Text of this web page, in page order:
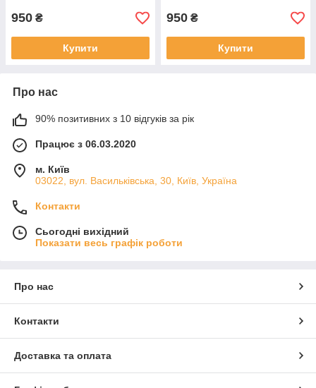
950 ₴
Купити
950 ₴
Купити
Про нас
90% позитивних з 10 відгуків за рік
Працює з 06.03.2020
м. Київ
03022, вул. Васильківська, 30, Київ, Україна
Контакти
Сьогодні вихідний
Показати весь графік роботи
Про нас
Контакти
Доставка та оплата